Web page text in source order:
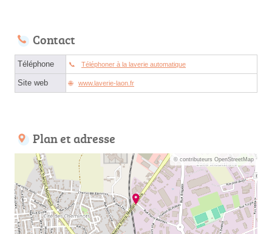
Contact
Téléphone Téléphoner à la laverie automatique
Site web www.laverie-laon.fr
Plan et adresse
© contributeurs OpenStreetMap